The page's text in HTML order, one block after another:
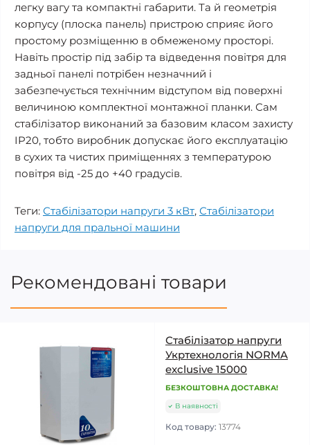
легку вагу та компактні габарити. Та й геометрія
корпусу (плоска панель) пристрою сприяє його
простому розміщенню в обмеженому просторі.
Навіть простір під забір та відведення повітря для
задньої панелі потрібен незначний і
забезпечується технічним відступом від поверхні
величиною комплектної монтажної планки. Сам
стабілізатор виконаний за базовим класом захисту
IP20, тобто виробник допускає його експлуатацію
в сухих та чистих приміщеннях з температурою
повітря від -25 до +40 градусів.
Теги: Стабілізатори напруги 3 кВт, Стабілізатори
напруги для пральної машини
Рекомендовані товари
Стабілізатор напруги
Укртехнологія NORMA
exclusive 15000
БЕЗКОШТОВНА ДОСТАВКА!
В наявності
Код товару: 13774